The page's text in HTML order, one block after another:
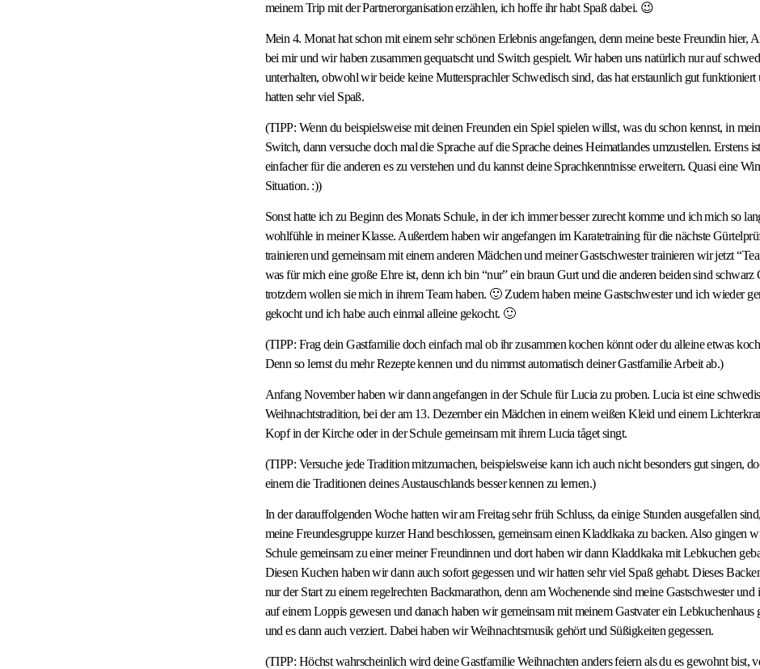
meinem Trip mit der Partnerorganisation erzählen, ich hoffe ihr habt Spaß dabei. 😉
Mein 4. Monat hat schon mit einem sehr schönen Erlebnis angefangen, denn meine beste Freundin hier,
bei mir und wir haben zusammen gequatscht und Switch gespielt. Wir haben uns natürlich nur auf
unterhalten, obwohl wir beide keine Muttersprachler Schwedisch sind, das hat erstaunlich gut
hatten sehr viel Spaß.
(TIPP: Wenn du beispielsweise mit deinen Freunden ein Spiel spielen willst, was du schon kennst, in
Switch, dann versuche doch mal die Sprache auf die Sprache deines Heimatlandes umzustellen. Erstens
einfacher für die anderen es zu verstehen und du kannst deine Sprachkenntnisse erweitern. Quasi eine
Situation. :))
Sonst hatte ich zu Beginn des Monats Schule, in der ich immer besser zurecht komme und ich mich so
wohlfühle in meiner Klasse. Außerdem haben wir angefangen im Karatetraining für die nächste
trainieren und gemeinsam mit einem anderen Mädchen und meiner Gastschwester trainieren wir jetzt
was für mich eine große Ehre ist, denn ich bin “nur” ein braun Gurt und die anderen beiden sind schwarz
trotzdem wollen sie mich in ihrem Team haben. 🙂 Zudem haben meine Gastschwester und ich wieder
gekocht und ich habe auch einmal alleine gekocht. 🙂
(TIPP: Frag dein Gastfamilie doch einfach mal ob ihr zusammen kochen könnt oder du alleine etwas
Denn so lernst du mehr Rezepte kennen und du nimmst automatisch deiner Gastfamilie Arbeit ab.)
Anfang November haben wir dann angefangen in der Schule für Lucia zu proben. Lucia ist eine
Weihnachtstradition, bei der am 13. Dezember ein Mädchen in einem weißen Kleid und einem
Kopf in der Kirche oder in der Schule gemeinsam mit ihrem Lucia tåget singt.
(TIPP: Versuche jede Tradition mitzumachen, beispielsweise kann ich auch nicht besonders gut singen,
einem die Traditionen deines Austauschlands besser kennen zu lernen.)
In der darauffolgenden Woche hatten wir am Freitag sehr früh Schluss, da einige Stunden ausgefallen
meine Freundesgruppe kurzer Hand beschlossen, gemeinsam einen Kladdkaka zu backen. Also gingen
Schule gemeinsam zu einer meiner Freundinnen und dort haben wir dann Kladdkaka mit Lebkuchen
Diesen Kuchen haben wir dann auch sofort gegessen und wir hatten sehr viel Spaß gehabt. Dieses
nur der Start zu einem regelrechten Backmarathon, denn am Wochenende sind meine Gastschwester und
auf einem Loppis gewesen und danach haben wir gemeinsam mit meinem Gastvater ein Lebkuchenhaus
und es dann auch verziert. Dabei haben wir Weihnachtsmusik gehört und Süßigkeiten gegessen.
(TIPP: Höchst wahrscheinlich wird deine Gastfamilie Weihnachten anders feiern als du es gewohnt bist,